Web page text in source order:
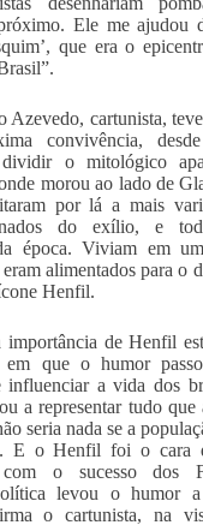
Ele me ajudou
que era o
Azevedo, cartunista,
convivência,
o mitológico
morou ao lado de
por lá a mais
do exílio, e
época. Viviam em
alimentados para o
Henfil.
de Henfil
em que o humor
influenciar a vida dos
a representar tudo que
seria nada se a
E o Henfil foi o cara
o sucesso dos
levou o humor
o cartunista, na